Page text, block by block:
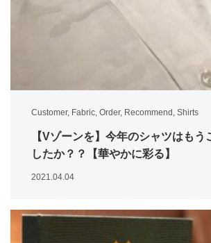
Customer, Fabric, Order, Recommend , Shirts
【Vゾーンを】今年のシャツはもう
したか？？【華やかに彩る】
2021.04.04